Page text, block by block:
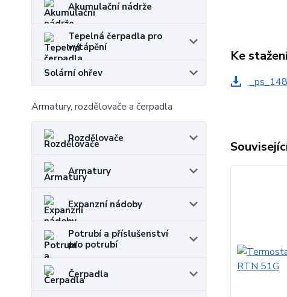
Akumulační nádrže
Tepelná čerpadla pro
vytápění
Solární ohřev
Armatury, rozdělovače a čerpadla
Rozdělovače
Armatury
Expanzní nádoby
Potrubí a příslušenství
pro potrubí
Čerpadla
Ke